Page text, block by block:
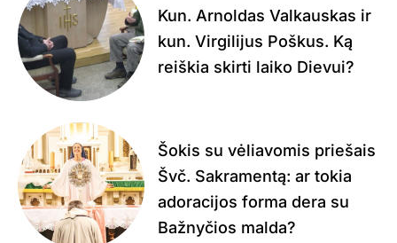
Kun. Arnoldas Valkauskas ir
kun. Virgilijus Poškus. Ką
reiškia skirti laiko Dievui?
Šokis su vėliavomis priešais
Švč. Sakramentą: ar tokia
adoracijos forma dera su
Bažnyčios malda?